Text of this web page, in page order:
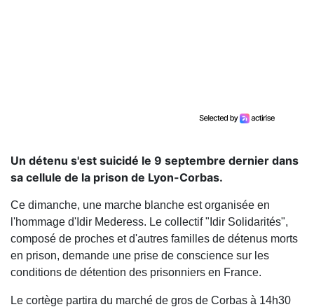
Un détenu s'est suicidé le 9 septembre dernier dans
sa cellule de la prison de Lyon-Corbas.
Ce dimanche, une marche blanche est organisée en
l'hommage d'Idir Mederess. Le collectif "Idir Solidarités",
composé de proches et d'autres familles de détenus morts
en prison, demande une prise de conscience sur les
conditions de détention des prisonniers en France.
Le cortège partira du marché de gros de Corbas à 14h30